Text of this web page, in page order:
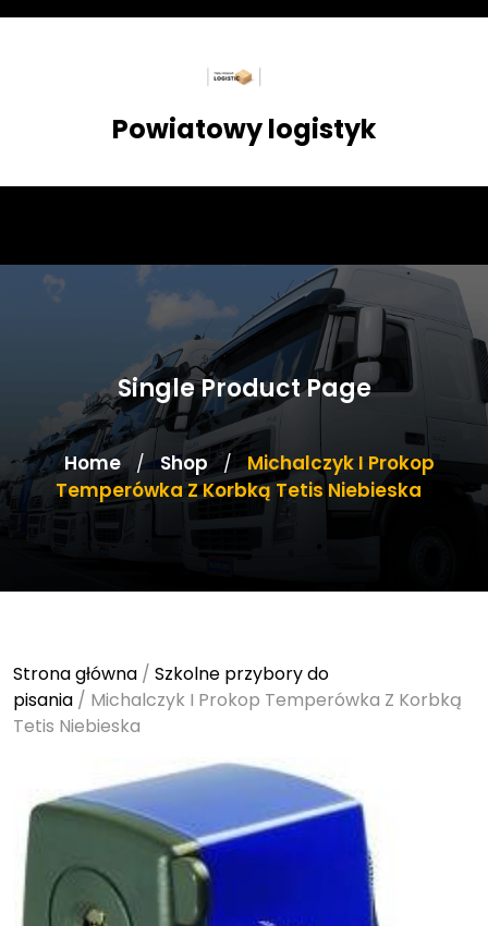
Skip
Powiatowy logistyk
Single Product Page
Home / Shop / Michalczyk I Prokop
Temperówka Z Korbką Tetis Niebieska
Strona główna / Szkolne przybory do
pisania / Michalczyk I Prokop Temperówka Z Korbką
Tetis Niebieska